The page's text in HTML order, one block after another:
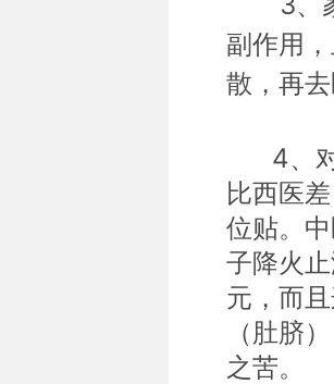
副作用
散，再
4、对
比西医
位贴。
子降火
元，而
（肚脐
之苦。